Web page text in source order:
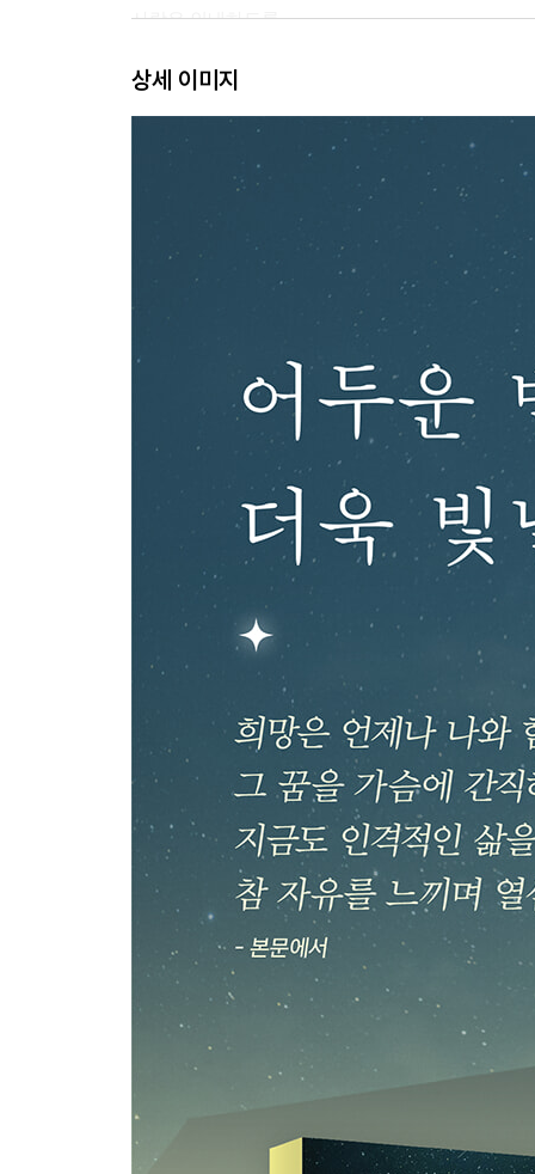
사랑은 인내하도록
제2부 그 뒷모습을 따라 걷는 길
- 백 년의 지혜, 그 곁을 지키며 배운 인생의 결
생활 단상 - 김형석 교수님을 다시 뵙던 날
고향으로 가는 길 - 김형석 교수의 자전적 에세이
첫눈 내리던 날 - 백 년을 살아 보니
벼쭉정이가 새싹을 틔우고 있다
꽃들이 춤추는 봄날에
작은 초가집 - 책 한 권 내고 싶은 마음
염원 - 2010년의 문턱에서
영원을 향한 영혼의 길
그리움은 나이를 묻지 않는다
인성에서 사랑까지
제3부 돌아갈 수 없는 자리에서
- 부모와 고향, 마음의 뿌리를 향하여
세월이 그곳까지 와 있었다
침묵으로 사랑한 사람들
어머님이 되오심은
간밤 꿈에 스쳐 간 바람결
사랑으로 상쇄된 빚
말이 그립다, 말을 할까
고향 들녘에서 들려오는 푸르른 바람 소리
그때의 작은 꿈은 어디쯤 와 있을까
제4부 낮은 곳으로 흐르는 생명의 노래
- 아픈 가슴마다 빛을 심다
지금 잘 살고 있나요
나 작은 도구 되어
어려움의 순간에
생명의 빛
상세 이미지